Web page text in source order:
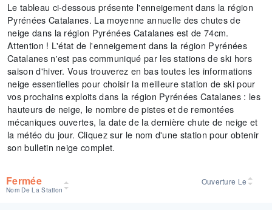
Le tableau ci-dessous présente l'enneigement dans la région
Pyrénées Catalanes. La moyenne annuelle des chutes de
neige dans la région Pyrénées Catalanes est de 74cm.
Attention ! L'état de l'enneigement dans la région Pyrénées
Catalanes n'est pas communiqué par les stations de ski hors
saison d'hiver. Vous trouverez en bas toutes les informations
neige essentielles pour choisir la meilleure station de ski pour
vos prochains exploits dans la région Pyrénées Catalanes : les
hauteurs de neige, le nombre de pistes et de remontées
mécaniques ouvertes, la date de la dernière chute de neige et
la météo du jour. Cliquez sur le nom d'une station pour obtenir
son bulletin neige complet.
Fermée
Nom De La Station
Ouverture Le